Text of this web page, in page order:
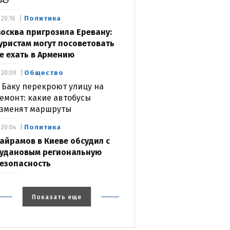
Политика
пригрозила Еревану:
могут посоветовать
ехать в Армению
20:16
Общество
Баку перекроют улицу на
какие автобусы
маршруты
20:09
Политика
в Киеве обсудил с
региональную
20:04
Показать еще